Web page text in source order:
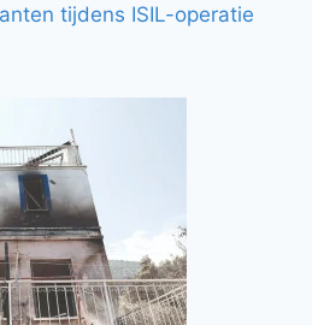
tijdens ISIL-operatie